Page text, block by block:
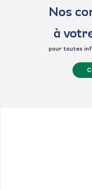
Nos
à
pour toutes